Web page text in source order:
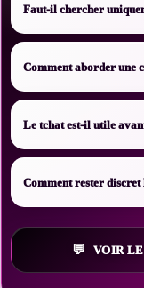
Faut-il chercher
Comment aborder une
Le tchat est-il utile
Comment rester
VOIR